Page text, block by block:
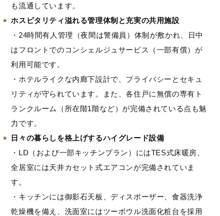
も流通しています。
ホスピタリティ溢れる管理体制と充実の共用施設
・24時間有人管理（夜間は警備員）体制が敷かれ、日中
はフロントでのコンシェルジュサービス（一部有償）が
利用可能です。
・ホテルライクな内廊下設計で、プライバシーとセキュ
リティが守られています。また、各住戸に無償の専有ト
ランクルーム（所在階1階など）が完備されている点も魅
力です。
日々の暮らしを格上げするハイグレード設備
・LD（および一部キッチンプラン）にはTES式床暖房、
全居室には天井カセット式エアコンが完備されていま
す。
・キッチンには御影石天板、ディスポーザー、食器洗浄
乾燥機を備え、洗面室にはツーボウル洗面化粧台を採用